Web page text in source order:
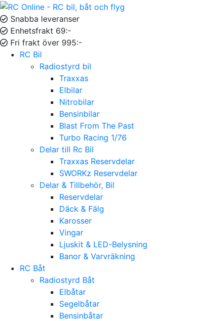
Snabba leveranser
Enhetsfrakt 69:-
Fri frakt över 995:-
RC Bil
Radiostyrd bil
Traxxas
Elbilar
Nitrobilar
Bensinbilar
Blast From The Past
Turbo Racing 1/76
Delar till Rc Bil
Traxxas Reservdelar
SWORKz Reservdelar
Delar & Tillbehör, Bil
Reservdelar
Däck & Fälg
Karosser
Vingar
Ljuskit & LED-Belysning
Banor & Varvräkning
RC Båt
Radiostyrd Båt
Elbåtar
Segelbåtar
Bensinbåtar